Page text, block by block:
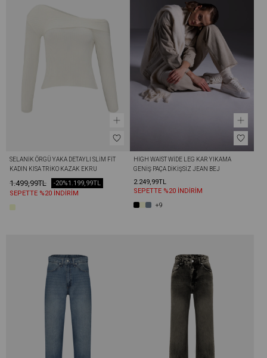
SELANIK ÖRGÜ YAKA DETAYLI SLIM FIT
KADIN KISA TRIKO KAZAK EKRU
1.499,99TL 1.199,99TL
-20%
SEPETTE %20 İNDİRİM
HIGH WAIST WIDE LEG KAR YIKAMA
GENIŞ PAÇA DIKIŞSIZ JEAN BEJ
2.249,99TL
SEPETTE %20 İNDİRİM
+9